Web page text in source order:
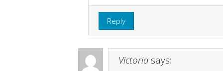
Reply
Victoria says: